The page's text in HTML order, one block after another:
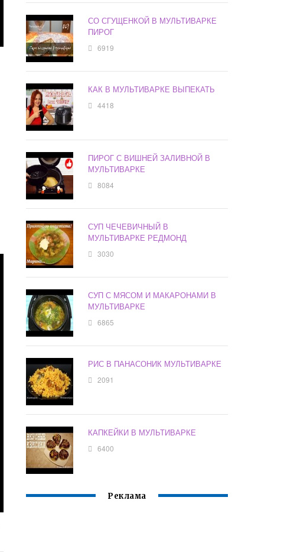
СО СГУЩЕНКОЙ В МУЛЬТИВАРКЕ
ПИРОГ
6919
КАК В МУЛЬТИВАРКЕ ВЫПЕКАТЬ
4418
ПИРОГ С ВИШНЕЙ ЗАЛИВНОЙ В
МУЛЬТИВАРКЕ
8084
СУП ЧЕЧЕВИЧНЫЙ В
МУЛЬТИВАРКЕ РЕДМОНД
3030
СУП С МЯСОМ И МАКАРОНАМИ В
МУЛЬТИВАРКЕ
6865
РИС В ПАНАСОНИК МУЛЬТИВАРКЕ
2091
КАПКЕЙКИ В МУЛЬТИВАРКЕ
6400
Реклама